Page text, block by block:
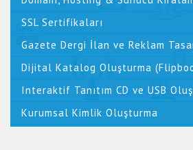
SSL Sertifikaları
Gazete Dergi İlan ve Reklam
Dijital Katalog Oluşturma
Interaktif Tanıtım CD ve USB
Kurumsal Kimlik Oluşturma